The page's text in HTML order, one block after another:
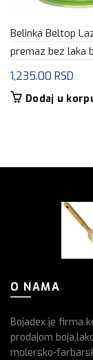
Belinka Beltop
premaz bez laka
1,235.00 RSD
Dodaj u
O NAMA
Bojadex je firma
prodajom
molersko-